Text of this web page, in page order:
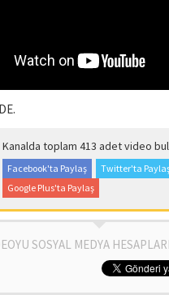
Kanalda toplam 413 adet video
Facebook'ta Paylaş
Twitter'ta
Google Plus'ta Paylaş
SOSYAL MEDYA